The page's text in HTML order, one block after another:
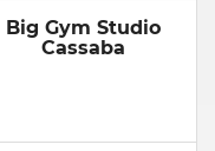
Big Gym Studio
Cassaba